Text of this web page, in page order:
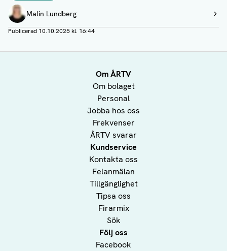
Författare
Malin Lundberg
Visa profil
Publicerad 10.10.2025 kl. 16:44
Om ÅRTV
Om bolaget
Personal
Jobba hos oss
Frekvenser
ÅRTV svarar
Kundservice
Kontakta oss
Felanmälan
Tillgänglighet
Tipsa oss
Firarmix
Sök
Följ oss
Facebook